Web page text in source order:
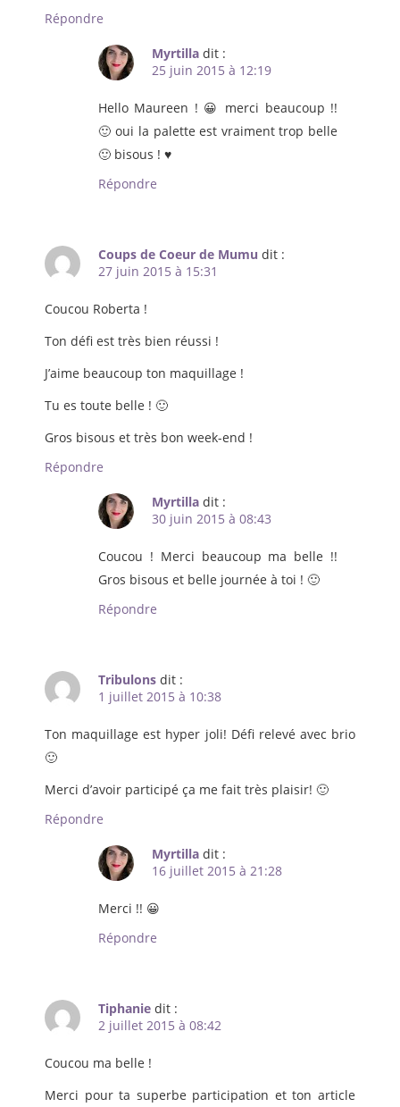
Répondre
Myrtilla dit :
25 juin 2015 à 12:19
Hello Maureen ! 😀 merci beaucoup !!
🙂 oui la palette est vraiment trop belle
🙂 bisous ! ♥
Répondre
Coups de Coeur de Mumu dit :
27 juin 2015 à 15:31
Coucou Roberta !
Ton défi est très bien réussi !
J’aime beaucoup ton maquillage !
Tu es toute belle ! 🙂
Gros bisous et très bon week-end !
Répondre
Myrtilla dit :
30 juin 2015 à 08:43
Coucou ! Merci beaucoup ma belle !!
Gros bisous et belle journée à toi ! 🙂
Répondre
Tribulons dit :
1 juillet 2015 à 10:38
Ton maquillage est hyper joli! Défi relevé avec brio
🙂
Merci d’avoir participé ça me fait très plaisir! 🙂
Répondre
Myrtilla dit :
16 juillet 2015 à 21:28
Merci !! 😀
Répondre
Tiphanie dit :
2 juillet 2015 à 08:42
Coucou ma belle !
Merci pour ta superbe participation et ton article